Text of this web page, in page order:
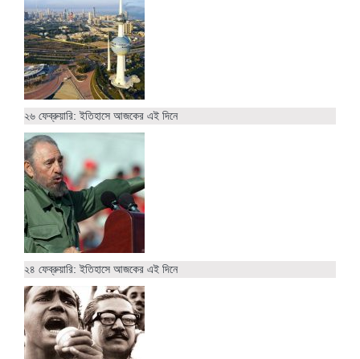
২৬ ফেব্রুয়ারি: ইতিহাসে আজকের এই দিনে
২৪ ফেব্রুয়ারি: ইতিহাসে আজকের এই দিনে